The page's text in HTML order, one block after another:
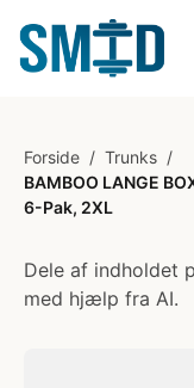
Forside / Trunks /
BAMBOO LANGE
6-Pak, 2XL
Dele af indholdet
med hjælp fra AI.